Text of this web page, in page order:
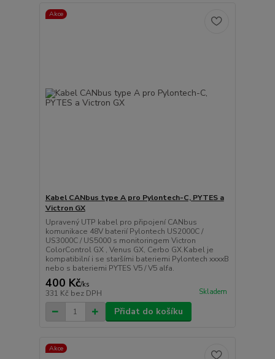
Akce
Kabel CANbus type A pro Pylontech-C, PYTES a
Victron GX
Upravený UTP kabel pro připojení CANbus
komunikace 48V baterií Pylontech US2000C /
US3000C / US5000 s monitoringem Victron
ColorControl GX , Venus GX, Cerbo GX.Kabel je
kompatibilní i se staršími bateriemi Pylontech xxxxB
nebo s bateriemi PYTES V5 / V5 alfa.
400 Kč/ks
331 Kč bez DPH Skladem
Přidat do košíku
Akce